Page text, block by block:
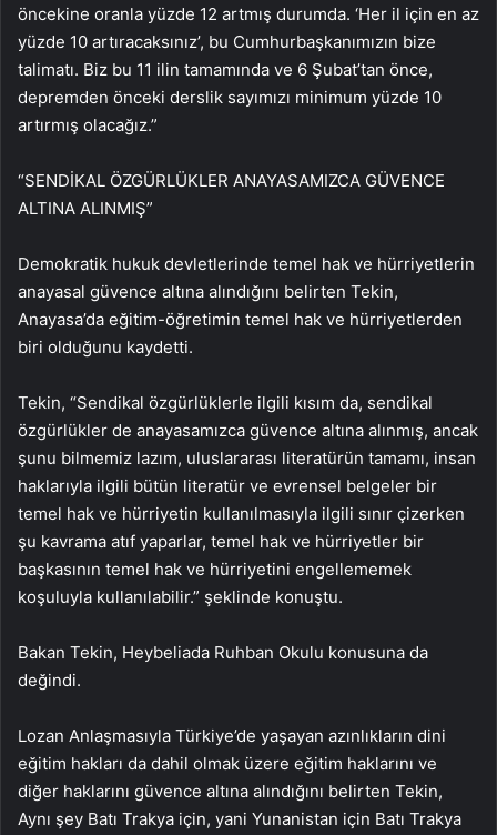
öncekine oranla yüzde 12 artmış durumda. ‘Her il için en az
yüzde 10 artıracaksınız’, bu Cumhurbaşkanımızın bize
talimatı. Biz bu 11 ilin tamamında ve 6 Şubat’tan önce,
depremden önceki derslik sayımızı minimum yüzde 10
artırmış olacağız.”
“SENDİKAL ÖZGÜRLÜKLER ANAYASAMIZCA GÜVENCE
ALTINA ALINMIŞ”
Demokratik hukuk devletlerinde temel hak ve hürriyetlerin
anayasal güvence altına alındığını belirten Tekin,
Anayasa’da eğitim-öğretimin temel hak ve hürriyetlerden
biri olduğunu kaydetti.
Tekin, “Sendikal özgürlüklerle ilgili kısım da, sendikal
özgürlükler de anayasamızca güvence altına alınmış, ancak
şunu bilmemiz lazım, uluslararası literatürün tamamı, insan
haklarıyla ilgili bütün literatür ve evrensel belgeler bir
temel hak ve hürriyetin kullanılmasıyla ilgili sınır çizerken
şu kavrama atıf yaparlar, temel hak ve hürriyetler bir
başkasının temel hak ve hürriyetini engellememek
koşuluyla kullanılabilir.” şeklinde konuştu.
Bakan Tekin, Heybeliada Ruhban Okulu konusuna da
değindi.
Lozan Anlaşmasıyla Türkiye’de yaşayan azınlıkların dini
eğitim hakları da dahil olmak üzere eğitim haklarını ve
diğer haklarını güvence altına alındığını belirten Tekin,
Aynı şey Batı Trakya için, yani Yunanistan için Batı Trakya